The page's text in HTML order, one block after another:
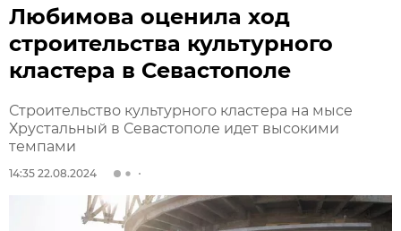
Любимова оценила ход
строительства культурного
кластера в Севастополе
Строительство культурного кластера на мысе
Хрустальный в Севастополе идет высокими
темпами
14:35 22.08.2024